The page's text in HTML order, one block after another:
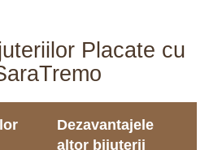
Placate cu
Dezavantajele
altor bijuterii